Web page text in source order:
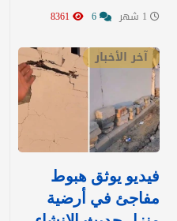
آخر الأخبار
فيديو يوثق هبوط
مفاجئ في أرضية